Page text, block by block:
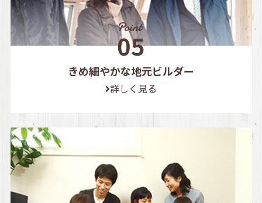
きめ細やかな地元ビルダー
詳しく見る